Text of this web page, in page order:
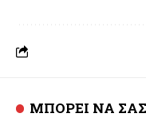
ΜΠΟΡΕΙ ΝΑ ΣΑΣ